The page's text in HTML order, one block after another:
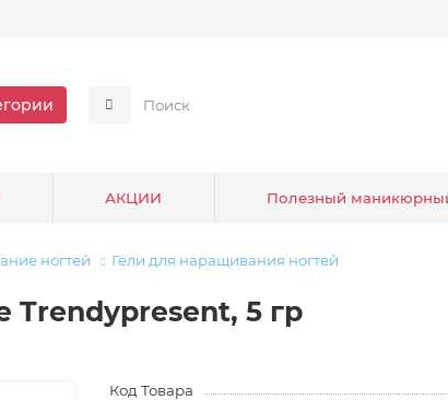
АКЦИИ Полезный
ногтей Гели для наращивания ногтей
Trendypresent, 5 гр
Код Товара